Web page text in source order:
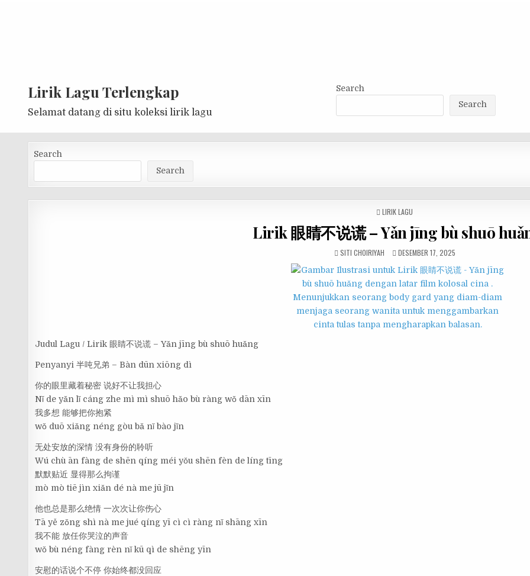
Lirik Lagu Terlengkap
Selamat datang di situ koleksi lirik lagu
Search
Search
Search
Search
POSTED
LIRIK LAGU
Lirik 眼睛不说谎 – Yǎn jīng bù shuō
SITI CHOIRIYAH DESEMBER 17, 2025
Judul Lagu / Lirik 眼睛不说谎 – Yǎn jīng bù shuō huǎng
Penyanyi 半吨兄弟 – Bàn dūn xiōng dì
你的眼里藏着秘密 说好不让我担心
Nǐ de yǎn lǐ cáng zhe mì mì shuō hǎo bù ràng wǒ dān xīn
我多想 能够把你抱紧
wǒ duō xiǎng néng gòu bǎ nǐ bào jǐn
无处安放的深情 没有身份的聆听
Wú chù ān fàng de shēn qíng méi yǒu shēn fèn de líng tīng
默默贴近 显得那么拘谨
mò mò tiē jìn xiǎn dé nà me jū jǐn
他也总是那么绝情 一次次让你伤心
Tā yě zǒng shì nà me jué qíng yī cì cì ràng nǐ shāng xīn
我不能 放任你哭泣的声音
wǒ bù néng fàng rèn nǐ kū qì de shēng yīn
安慰的话说个不停 你始终都没回应